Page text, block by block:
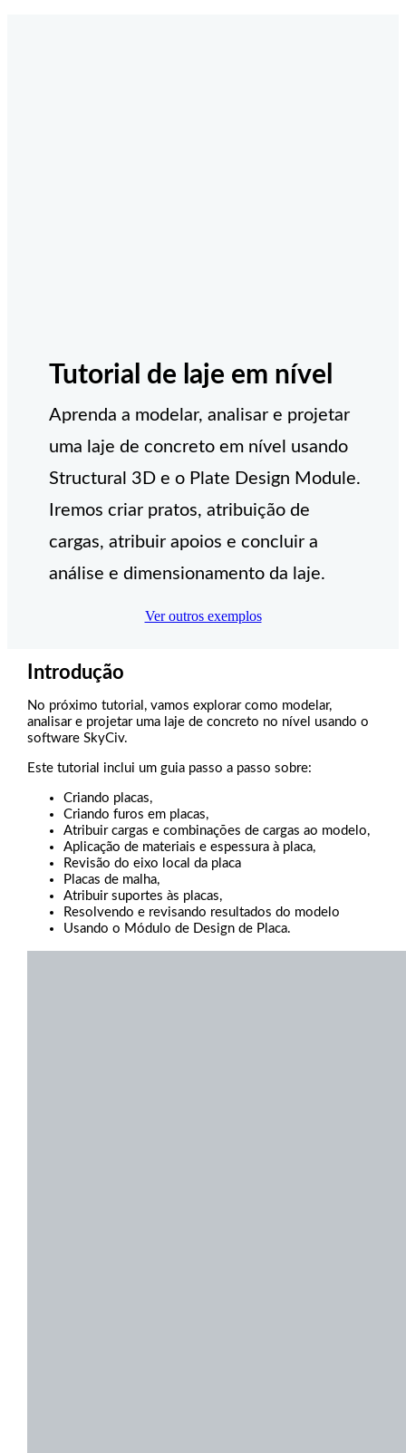
Tutorial de laje em nível
Aprenda a modelar, analisar e projetar
uma laje de concreto em nível usando
Structural 3D e o Plate Design Module.
Iremos criar pratos, atribuição de
cargas, atribuir apoios e concluir a
análise e dimensionamento da laje.
Ver outros exemplos
Introdução
No próximo tutorial, vamos explorar como modelar,
analisar e projetar uma laje de concreto no nível usando o
software SkyCiv.
Este tutorial inclui um guia passo a passo sobre:
Criando placas,
Criando furos em placas,
Atribuir cargas e combinações de cargas ao modelo,
Aplicação de materiais e espessura à placa,
Revisão do eixo local da placa
Placas de malha,
Atribuir suportes às placas,
Resolvendo e revisando resultados do modelo
Usando o Módulo de Design de Placa.